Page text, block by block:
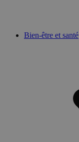
Bien-être et santé